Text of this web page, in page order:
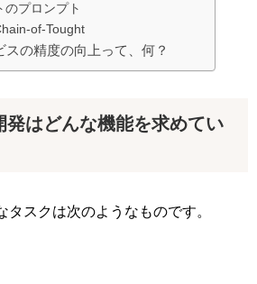
のプロンプト
of-Tought
スの精度の向上って、何？
発はどんな機能を求めてい
スクは次のようなものです。